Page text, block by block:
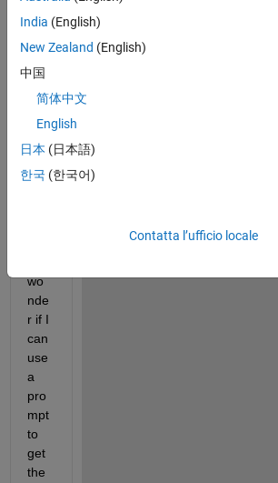
wa
to
imp
ort
an
arr
ay
usi
ng
wo
nde
r if I
can
use
a
pro
mpt
to
get
the
India (English)
New Zealand (English)
中国
简体中文
English
日本 (日本語)
한국 (한국어)
Contatta l’ufficio locale